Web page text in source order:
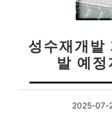
성수재개발
발 예
2025-07-